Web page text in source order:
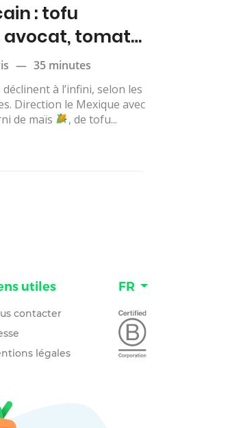
: tofu
avocat, tomate,
vert
— 35 minutes
à l’infini, selon les
Direction le Mexique avec
de maïs
, de tofu...
utiles
contacter
légales
FR